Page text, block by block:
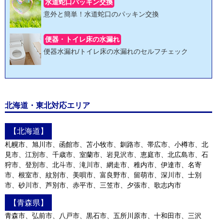
水道蛇口パッキン交換
意外と簡単！水道蛇口のパッキン交換
便器・トイレ床の水漏れ
便器水漏れ/トイレ床の水漏れのセルフチェック
北海道・東北対応エリア
【北海道】
札幌市、旭川市、函館市、苫小牧市、釧路市、帯広市、小樽市、北
見市、江別市、千歳市、室蘭市、岩見沢市、恵庭市、北広島市、石
狩市、登別市、北斗市、滝川市、網走市、稚内市、伊達市、名寄
市、根室市、紋別市、美唄市、富良野市、留萌市、深川市、士別
市、砂川市、芦別市、赤平市、三笠市、夕張市、歌志内市
【青森県】
青森市、弘前市、八戸市、黒石市、五所川原市、十和田市、三沢